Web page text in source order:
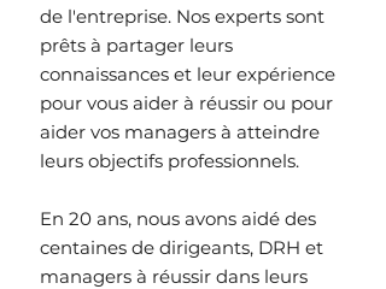
de l'entreprise. Nos experts sont
prêts à partager leurs
connaissances et leur expérience
pour vous aider à réussir ou pour
aider vos managers à atteindre
leurs objectifs professionnels.
En 20 ans, nous avons aidé des
centaines de dirigeants, DRH et
managers à réussir dans leurs